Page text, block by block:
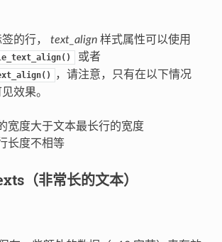
的行， text_align样式属性可以使用
或者
，请注意，只有在以下情况
效果。
宽度大于文本最长行的宽度
长度不相等
（非常长的文本）